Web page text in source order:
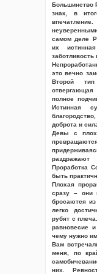
Большинство
знак, в
самом деле
их
заботливость
это вечно
Второй
полное
Истинная
доброта и
Девы с
Проработка
быть
Плохая
сразу – они
бросаются
легко
рубят с
равновесие
чему нужно
Вам
меня, по
них.